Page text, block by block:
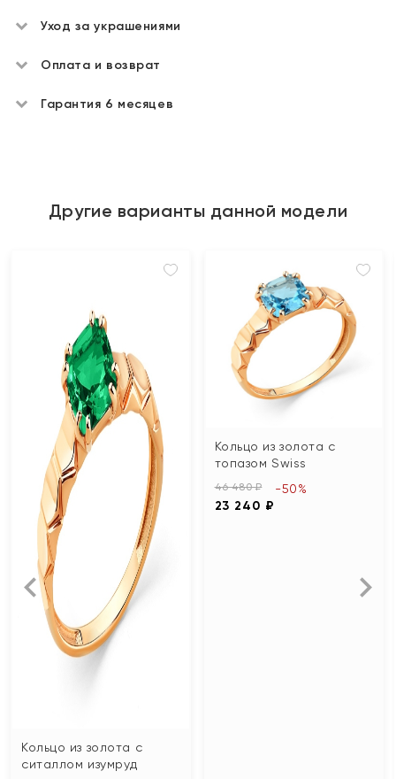
Уход за украшениями
Оплата и возврат
Гарантия 6 месяцев
Другие варианты данной модели
Кольцо из золота с
ситаллом изумруд
Кольцо из золота с
топазом Swiss
46 480 ₽
23 240 ₽
-50%